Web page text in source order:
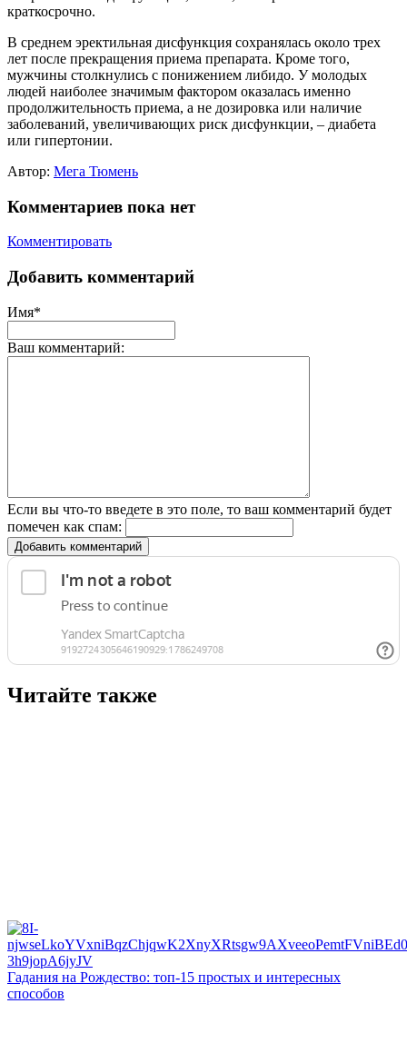
краткосрочно.
В среднем эректильная дисфункция сохранялась около трех
лет после прекращения приема препарата. Кроме того,
мужчины столкнулись с понижением либидо. У молодых
людей наиболее значимым фактором оказалась именно
продолжительность приема, а не дозировка или наличие
заболеваний, увеличивающих риск дисфункции, – диабета
или гипертонии.
Автор: Мега Тюмень
Комментариев пока нет
Комментировать
Добавить комментарий
Имя*
Ваш комментарий:
Если вы что-то введете в это поле, то ваш комментарий будет
помечен как спам:
Добавить комментарий
Читайте также
Гадания на Рождество: топ-15 простых и интересных
способов